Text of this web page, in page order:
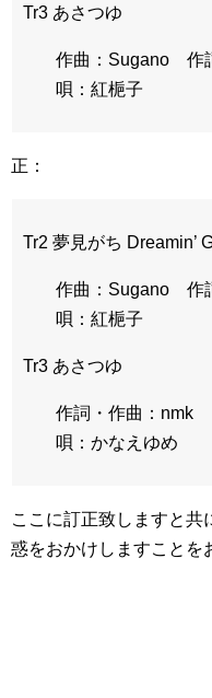
Tr3 あさつゆ
作曲：Sugano 作
唄：紅梔子
正：
Tr2 夢見がち Dreamin’
作曲：Sugano 作
唄：紅梔子
Tr3 あさつゆ
作詞・作曲：nmk
唄：かなえゆめ
ここに訂正致しますと共
惑をおかけしますことを